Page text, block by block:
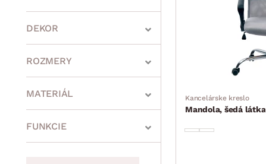
DEKOR
ROZMERY
min.
MATERIÁL
FUNKCIE
Kancelárske kreslo
Mandola, šedá látka